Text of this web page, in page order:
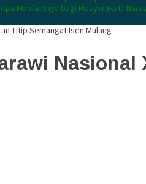
Manfaatnya bagi Masyarakat?
Titip Semangat Isen Mulang
Nasional